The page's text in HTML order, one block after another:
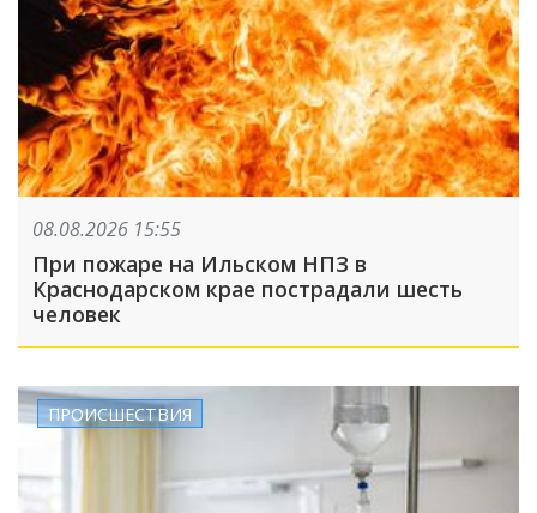
08.08.2026 15:55
При пожаре на Ильском НПЗ в
Краснодарском крае пострадали шесть
человек
ПРОИСШЕСТВИЯ